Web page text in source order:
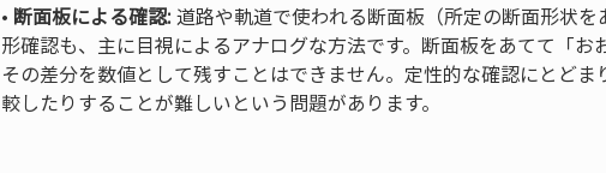
• 断面板による確認: 道路や軌道で使われる断面板（所定の断面形状
形確認も、主に目視によるアナログな方法です。断面板をあてて「お
その差分を数値として残すことはできません。定性的な確認にとど
較したりすることが難しいという問題があります。